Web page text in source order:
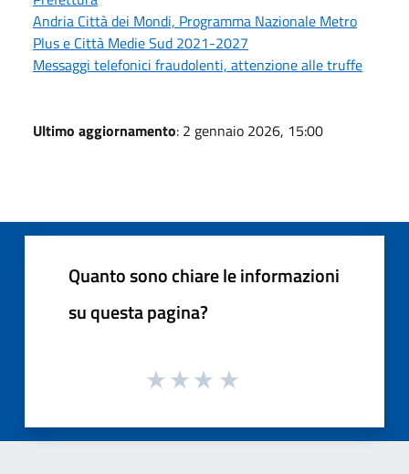
Andria Città dei Mondi, Programma Nazionale Metro
Plus e Città Medie Sud 2021-2027
Messaggi telefonici fraudolenti, attenzione alle truffe
Ultimo aggiornamento: 2 gennaio 2026, 15:00
Quanto sono chiare le informazioni
su questa pagina?